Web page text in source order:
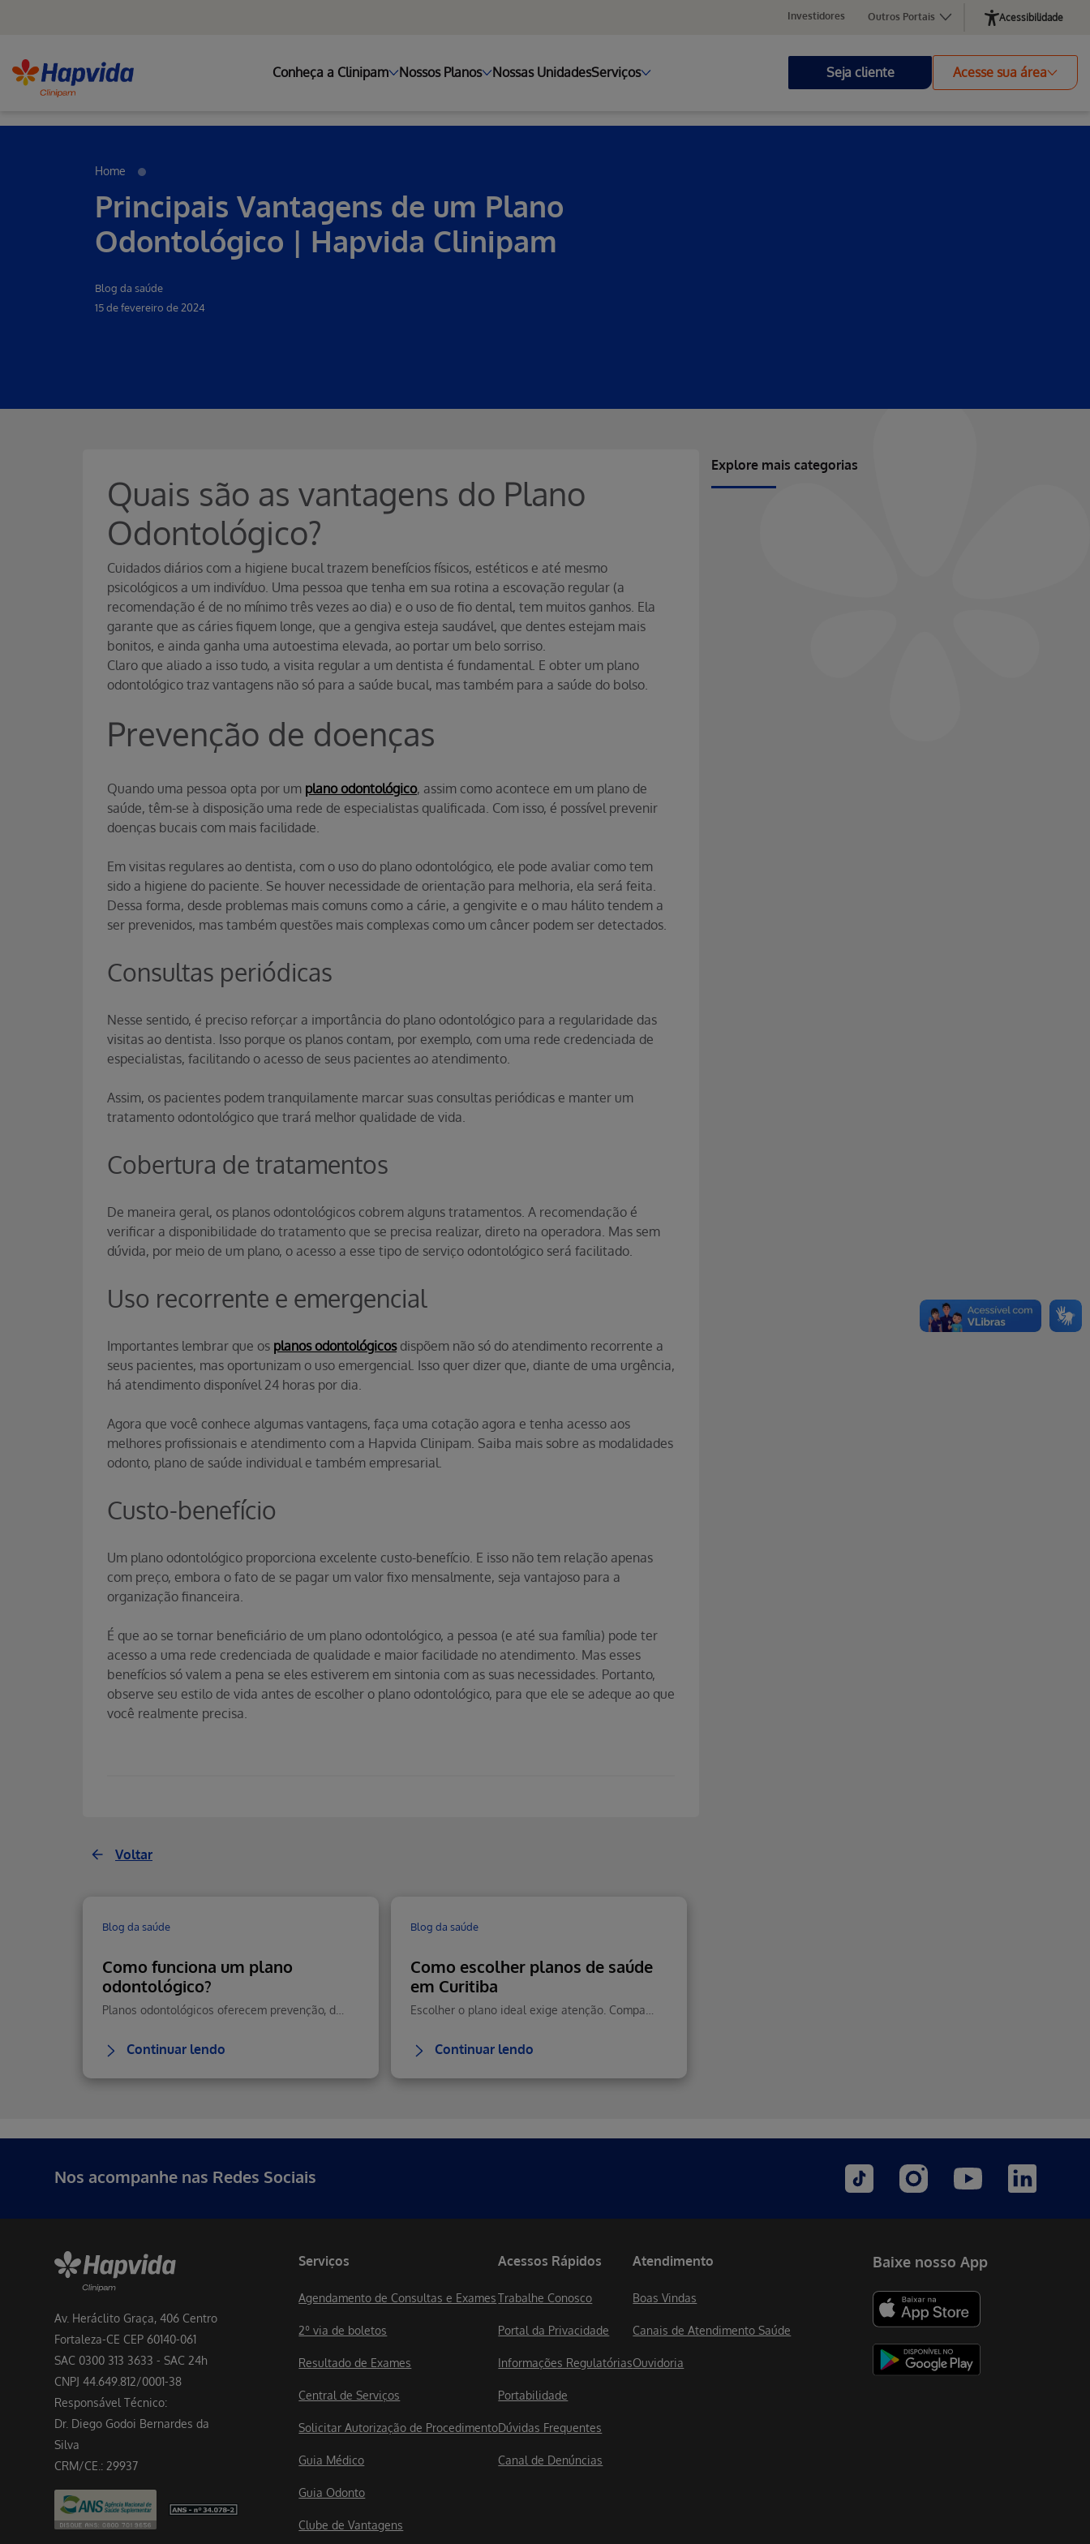
Pular para o Conteúdo principal
Investidores Outros Portais Acessibilidade
Conheça a Clinipam Nossos Planos Nossas UnidadesServiços Seja cliente Acesse sua área
Home
Principais Vantagens de um Plano
Odontológico | Hapvida Clinipam
Blog da saúde
15 de fevereiro de 2024
Quais são as vantagens do Plano
Odontológico?
Cuidados diários com a higiene bucal trazem benefícios físicos, estéticos e até mesmo
psicológicos a um indivíduo. Uma pessoa que tenha em sua rotina a escovação regular (a
recomendação é de no mínimo três vezes ao dia) e o uso de fio dental, tem muitos ganhos. Ela
garante que as cáries fiquem longe, que a gengiva esteja saudável, que dentes estejam mais
bonitos, e ainda ganha uma autoestima elevada, ao portar um belo sorriso.
Claro que aliado a isso tudo, a visita regular a um dentista é fundamental. E obter um plano
odontológico traz vantagens não só para a saúde bucal, mas também para a saúde do bolso.
Prevenção de doenças
Quando uma pessoa opta por um plano odontológico, assim como acontece em um plano de
saúde, têm-se à disposição uma rede de especialistas qualificada. Com isso, é possível prevenir
doenças bucais com mais facilidade.
Em visitas regulares ao dentista, com o uso do plano odontológico, ele pode avaliar como tem
sido a higiene do paciente. Se houver necessidade de orientação para melhoria, ela será feita.
Dessa forma, desde problemas mais comuns como a cárie, a gengivite e o mau hálito tendem a
ser prevenidos, mas também questões mais complexas como um câncer podem ser detectados.
Consultas periódicas
Nesse sentido, é preciso reforçar a importância do plano odontológico para a regularidade das
visitas ao dentista. Isso porque os planos contam, por exemplo, com uma rede credenciada de
especialistas, facilitando o acesso de seus pacientes ao atendimento.
Assim, os pacientes podem tranquilamente marcar suas consultas periódicas e manter um
tratamento odontológico que trará melhor qualidade de vida.
Cobertura de tratamentos
De maneira geral, os planos odontológicos cobrem alguns tratamentos. A recomendação é
verificar a disponibilidade do tratamento que se precisa realizar, direto na operadora. Mas sem
dúvida, por meio de um plano, o acesso a esse tipo de serviço odontológico será facilitado.
Uso recorrente e emergencial
Importantes lembrar que os planos odontológicosdispõem não só do atendimento recorrente a
seus pacientes, mas oportunizam o uso emergencial. Isso quer dizer que, diante de uma urgência,
há atendimento disponível 24 horas por dia.
Agora que você conhece algumas vantagens, faça uma cotação agora e tenha acesso aos
melhores profissionais e atendimento com a Hapvida Clinipam. Saiba mais sobre as modalidades
odonto, plano de saúde individual e também empresarial.
Custo-benefício
Um plano odontológico proporciona excelente custo-benefício. E isso não tem relação apenas
com preço, embora o fato de se pagar um valor fixo mensalmente, seja vantajoso para a
organização financeira.
É que ao se tornar beneficiário de um plano odontológico, a pessoa (e até sua família) pode ter
acesso a uma rede credenciada de qualidade e maior facilidade no atendimento. Mas esses
benefícios só valem a pena se eles estiverem em sintonia com as suas necessidades. Portanto,
observe seu estilo de vida antes de escolher o plano odontológico, para que ele se adeque ao que
você realmente precisa.
Explore mais categorias
Voltar
Blog da saúde
Como funciona um plano
odontológico?
Continuar lendo
Blog da saúde
Como escolher planos de saúde
em Curitiba
Continuar lendo
Nos acompanhe nas Redes Sociais
Av. Heráclito Graça, 406 Centro
Fortaleza-CE CEP 60140-061
SAC 0300 313 3633 - SAC 24h
CNPJ 44.649.812/0001-38
Responsável Técnico:
Dr. Diego Godoi Bernardes da
Silva
CRM/CE.: 29937
Serviços
Agendamento de Consultas e Exames
2º via de boletos
Resultado de Exames
Central de Serviços
Solicitar Autorização de Procedimento
Guia Médico
Guia Odonto
Clube de Vantagens
Acessos Rápidos
Trabalhe Conosco
Portal da Privacidade
Informações Regulatórias
Portabilidade
Dúvidas Frequentes
Canal de Denúncias
Atendimento
Boas Vindas
Canais de Atendimento Saúde
Ouvidoria
Baixe nosso App